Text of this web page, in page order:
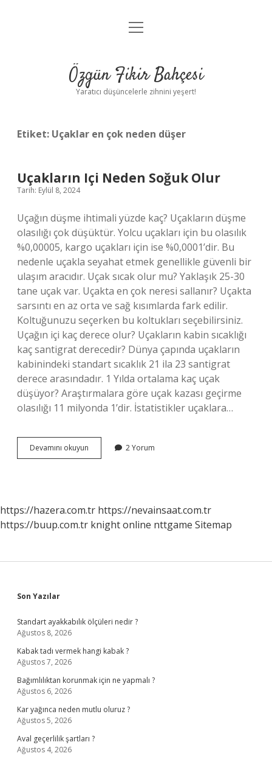
Anasayfa
Yasal Uyarı
menüyü
Özgün Fikir Bahçesi
Yaratıcı düşüncelerle zihnini yeşert!
Etiket: Uçaklar en çok neden düşer
Uçakların Içi Neden Soğuk Olur
Tarih: Eylül 8, 2024
Uçağın düşme ihtimali yüzde kaç? Uçakların düşme
olasılığı çok düşüktür. Yolcu uçakları için bu olasılık
%0,00005, kargo uçakları için ise %0,0001’dir. Bu
nedenle uçakla seyahat etmek genellikle güvenli bir
ulaşım aracıdır. Uçak sıcak olur mu? Yaklaşık 25-30
tane uçak var. Uçakta en çok neresi sallanır? Uçakta
sarsıntı en az orta ve sağ kısımlarda fark edilir.
Koltuğunuzu seçerken bu koltukları seçebilirsiniz.
Uçağın içi kaç derece olur? Uçakların kabin sıcaklığı
kaç santigrat derecedir? Dünya çapında uçakların
kabinindeki standart sıcaklık 21 ila 23 santigrat
derece arasındadır. 1 Yılda ortalama kaç uçak
düşüyor? Araştırmalara göre uçak kazası geçirme
olasılığı 11 milyonda 1’dir. İstatistikler uçaklara…
Devamını okuyun Uçakların
Içi
2 Yorum
https://hazera.com.tr https://nevainsaat.com.tr
https://buup.com.tr knight online nttgame Sitemap
Sidebar
Son Yazılar
Standart ayakkabılık ölçüleri nedir ?
Ağustos 8, 2026
Kabak tadı vermek hangi kabak ?
Ağustos 7, 2026
Bağımlılıktan korunmak için ne yapmalı ?
Ağustos 6, 2026
Kar yağınca neden mutlu oluruz ?
Ağustos 5, 2026
Aval geçerlilik şartları ?
Ağustos 4, 2026